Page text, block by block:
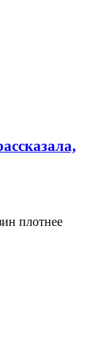
плотнее